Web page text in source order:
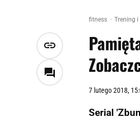
fitness Trening i
7 lutego 2018,
Serial